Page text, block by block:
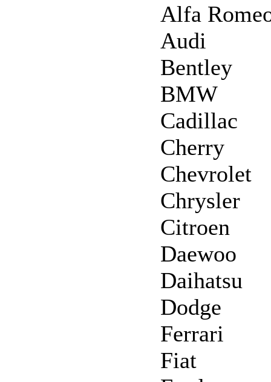
Alfa
Audi
Bentley
BMW
Cadillac
Cherry
Chevrolet
Chrysler
Citroen
Daewoo
Daihatsu
Dodge
Ferrari
Fiat